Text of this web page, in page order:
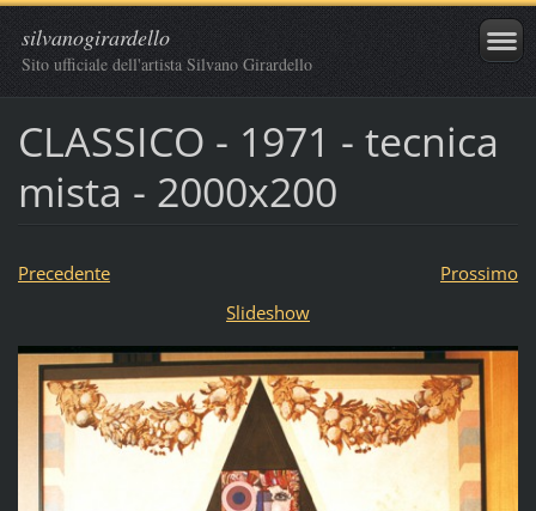
silvanogirardello
Sito ufficiale dell'artista Silvano Girardello
CLASSICO - 1971 - tecnica
mista - 2000x200
Precedente
Prossimo
Slideshow